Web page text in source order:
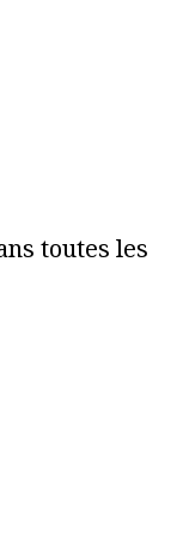
toutes les